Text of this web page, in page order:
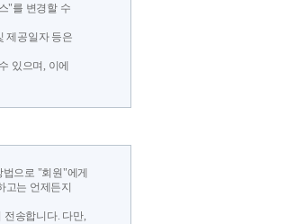
"를 변경할 수
제공일자 등은
있으며, 이에
으로 "회원"에게
는 언제든지
송합니다. 다만,